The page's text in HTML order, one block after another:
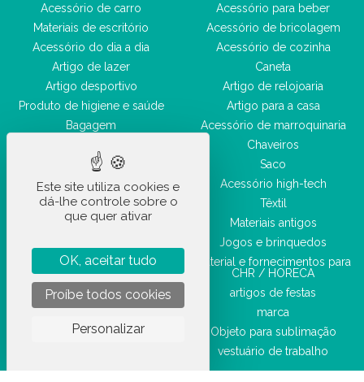
Acessório de carro
Materiais de escritório
Acessório do dia a dia
Artigo de lazer
Artigo desportivo
Produto de higiene e saúde
Bagagem
Acessório para beber
Acessório de bricolagem
Acessório de cozinha
Caneta
Artigo de relojoaria
Artigo para a casa
Acessório de marroquinaria
Chaveiros
Saco
Acessório high-tech
Têxtil
Materiais antigos
Jogos e brinquedos
Material e fornecimentos para
CHR / HORECA
artigos de festas
marca
Objeto para sublimação
vestuário de trabalho
Este site utiliza cookies e
dá-lhe controle sobre o
que quer ativar
OK, aceitar tudo
Proíbe todos cookies
Personalizar